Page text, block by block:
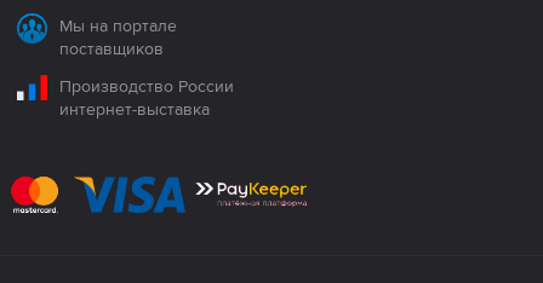
Мы на портале
поставщиков
Производство России
интернет-выставка